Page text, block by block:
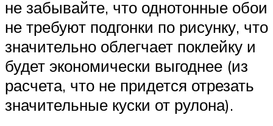
не забывайте, что однотонные обои
не требуют подгонки по рисунку, что
значительно облегчает поклейку и
будет экономически выгоднее (из
расчета, что не придется отрезать
значительные куски от рулона).